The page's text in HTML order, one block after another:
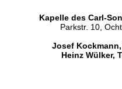
Kapelle des Carl-
Parkstr. 10,
Josef Kockmann,
Heinz Wülker,